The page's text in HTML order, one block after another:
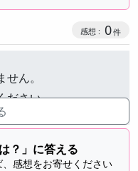
感想投稿
0
ん。
ださい。
？」に答える
感想をお寄せください